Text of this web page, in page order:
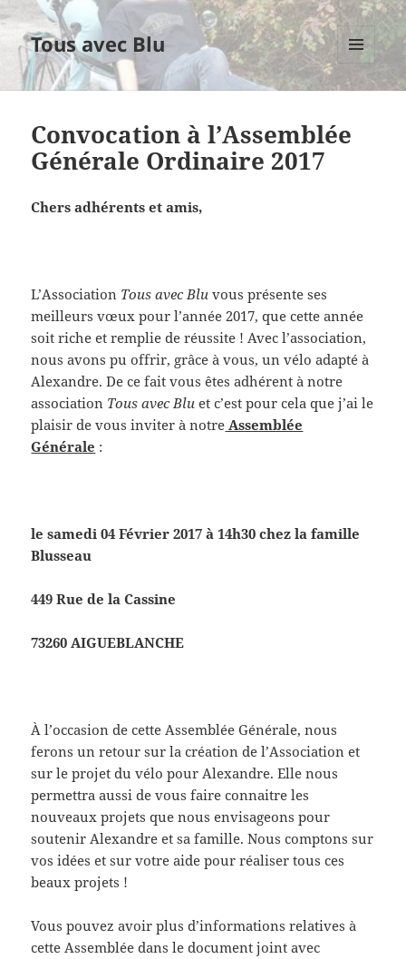
Tous avec Blu
ET
Convocation à l’Assemblée
Générale Ordinaire 2017
Chers adhérents et amis,
L’Association Tous avec Blu vous présente ses
meilleurs vœux pour l’année 2017, que cette année
soit riche et remplie de réussite ! Avec l’association,
nous avons pu offrir, grâce à vous, un vélo adapté à
Alexandre. De ce fait vous êtes adhérent à notre
association Tous avec Blu et c’est pour cela que j’ai le
plaisir de vous inviter à notre Assemblée
Générale :
le samedi 04 Février 2017 à 14h30 chez la famille
Blusseau
449 Rue de la Cassine
73260 AIGUEBLANCHE
À l’occasion de cette Assemblée Générale, nous
ferons un retour sur la création de l’Association et
sur le projet du vélo pour Alexandre. Elle nous
permettra aussi de vous faire connaitre les
nouveaux projets que nous envisageons pour
soutenir Alexandre et sa famille. Nous comptons sur
vos idées et sur votre aide pour réaliser tous ces
beaux projets !
Vous pouvez avoir plus d’informations relatives à
cette Assemblée dans le document joint avec